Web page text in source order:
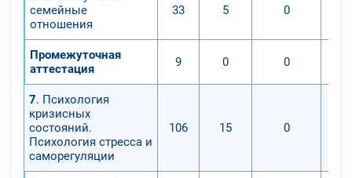
семейные
отношения
33 5 0
Промежуточная
аттестация
9 0 0
7. Психология
кризисных
состояний.
Психология стресса и
саморегуляции
106 15 0